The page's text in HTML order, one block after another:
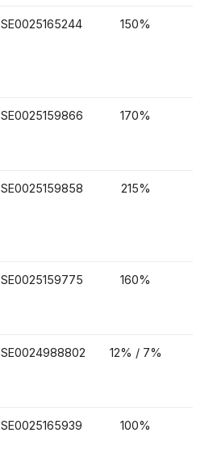
SE0025165244 150%
SE0025159866 170%
SE0025159858 215%
SE0025159775 160%
SE0024988802 12% / 7%
SE0025165939 100%